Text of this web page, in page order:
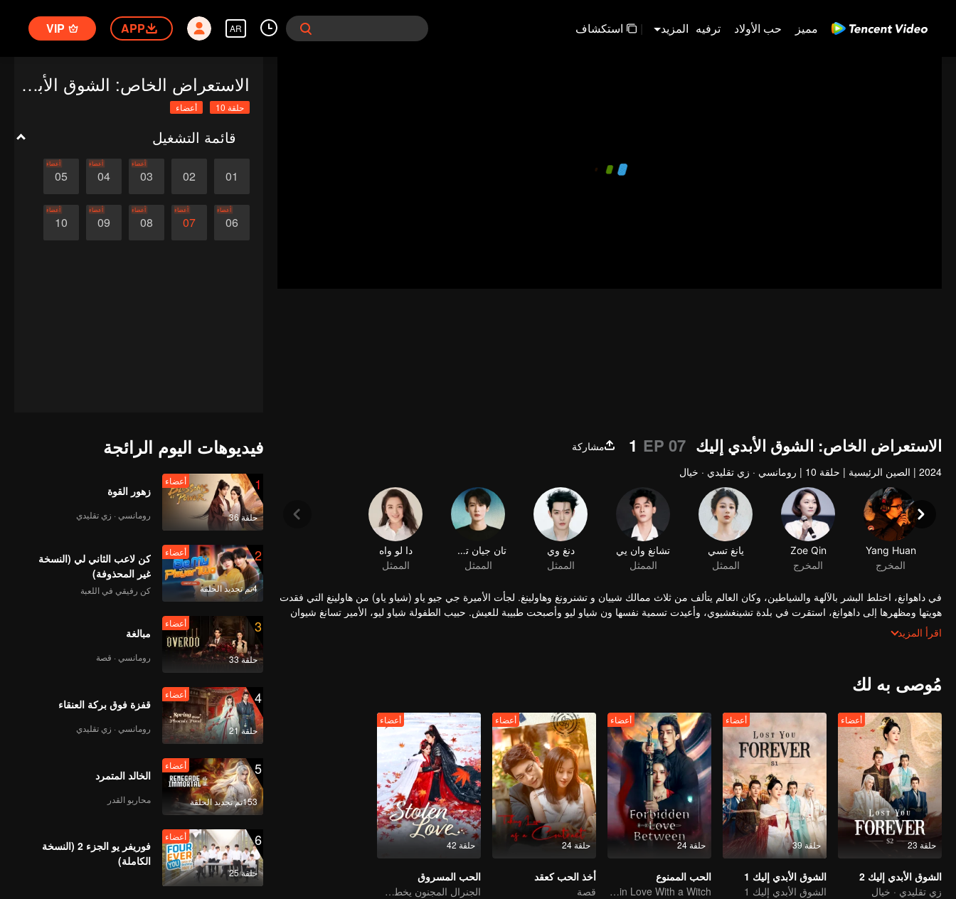
مميز حب الأولاد ترفيه المزيد | استكشاف AR
APP
VIP
الاستعراض الخاص: الشوق الأبدي إليك 1
حلقة 10 أعضاء
قائمة التشغيل
01
02
03
أعضاء
04
أعضاء
05
أعضاء
06
أعضاء
07
أعضاء
08
أعضاء
09
أعضاء
10
أعضاء
الاستعراض الخاص: الشوق الأبدي إليك 1 EP 07
مشاركة
2024
| الصين الرئيسية | حلقة 10 | رومانسي · زي تقليدي · خيال
Yang Huan
المخرج
Zoe Qin
المخرج
يانغ تسي
الممثل
في داهوانغ، اختلط البشر بالآلهة والشياطين، وكان العالم يتألف من ثلاث ممالك شييان و تشنرونغ وهاولينغ. لجأت الأميرة جي جيو ياو (شياو ياو) من هاولينغ التي فقدت
هويتها ومظهرها إلى داهوانغ، استقرت في بلدة تشينغشيوي، وأعيدت تسمية نفسها ون شياو ليو وأصبحت طبيبة للعيش. حبيب الطفولة شياو ليو، الأمير تسانغ شيوان
من مملكة شييان تم احتجازه كرهينة في هاولينغ. على الرغم من كل العار، للعثور على شياوليو، سافر حول داهوانغ وجاء إلى بلدة تشينغشيوي. في بلدة تشينغشيوي،
أنقذت شياو ليو تو شان جينغ في خطر ووقعت في حبه تدريجياً. في هذه الأثناء، بعد بضع معارك، قدر شيانغ ليو وشياو لو بعضهما البعض وأصبحا من المقربين. بعد
في الأنهار والبحيرات. تسانغ شيوان الذي لم يحصل على حبه يبذل كل طاقته في حكم البلاد، لأنه يعلم أنه طالما أن العالم يسوده السلام، فإن حبه شياو ياو ستكون
اقرأ المزيد
مُوصى به لك
حلقة 23
أعضاء
الشوق الأبدي إليك 2
زي تقليدي · خيال
حلقة 39
أعضاء
الشوق الأبدي إليك 1
الشوق الأبدي إليك 1
حلقة 24
أعضاء
الحب الممنوع
An Immortal Falls in Love With a Witch
حلقة 24
أعضاء
أخذ الحب كعقد
قصة
حلقة 42
أعضاء
الحب المسروق
الجنرال المجنون يخطف عروسًا من أجل الحب
فيديوهات اليوم الرائجة
1
حلقة 36
أعضاء
زهور القوة
رومانسي · زي تقليدي
2
4تم تجديد الحلقة
أعضاء
كن لاعب الثاني لي (النسخة
غير المحذوفة)
كن رفيقي في اللعبة
3
حلقة 33
أعضاء
مبالغة
رومانسي · قصة
4
حلقة 21
أعضاء
قفزة فوق بركة العنقاء
رومانسي · زي تقليدي
5
153تم تجديد الحلقة
أعضاء
الخالد المتمرد
محاربو القدر
6
حلقة 25
أعضاء
فوريفر يو الجزء 2 (النسخة
الكاملة)